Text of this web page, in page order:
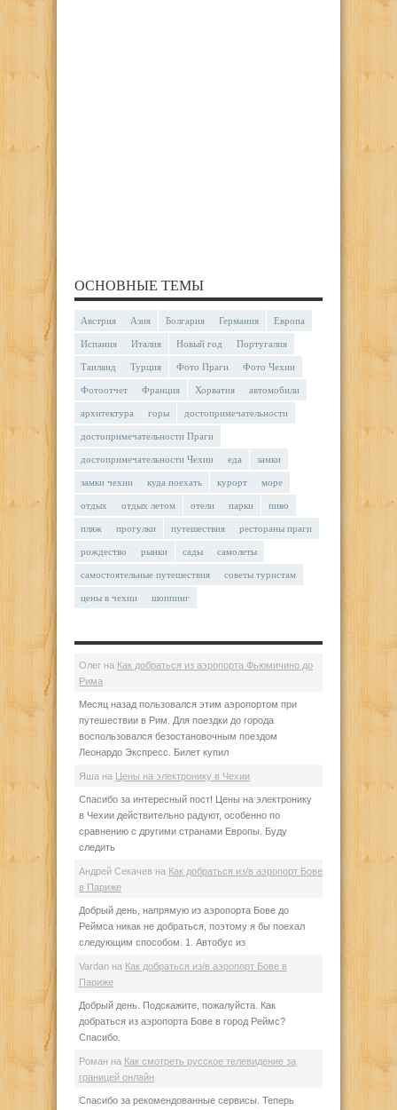
ОСНОВНЫЕ ТЕМЫ
Австрия Азия Болгария Германия Европа
Испания Италия Новый год Португалия
Таиланд Турция Фото Праги Фото Чехии
Фотоотчет Франция Хорватия автомобили
архитектура горы достопримечательности
достопримечательности Праги
достопримечательности Чехии еда замки
замки чехии куда поехать курорт море
отдых отдых летом отели парки пиво
пляж прогулки путешествия рестораны праги
рождество рынки сады самолеты
самостоятельные путешествия советы туристам
цены в чехии шоппинг
Олег на Как добраться из аэропорта Фьюмичино до
Рима
Месяц назад пользовался этим аэропортом при
путешествии в Рим. Для поездки до города
воспользовался безостановочным поездом
Леонардо Экспресс. Билет купил
Яша на Цены на электронику в Чехии
Спасибо за интересный пост! Цены на электронику
в Чехии действительно радуют, особенно по
сравнению с другими странами Европы. Буду
следить
Андрей Секачев на Как добраться из/в аэропорт Бове
в Париже
Добрый день, напрямую из аэропорта Бове до
Реймса никак не добраться, поэтому я бы поехал
следующим способом. 1. Автобус из
Vardan на Как добраться из/в аэропорт Бове в
Париже
Добрый день. Подскажите, пожалуйста. Как
добраться из аэропорта Бове в город Реймс?
Спасибо.
Роман на Как смотреть русское телевидение за
границей онлайн
Спасибо за рекомендованные сервисы. Теперь